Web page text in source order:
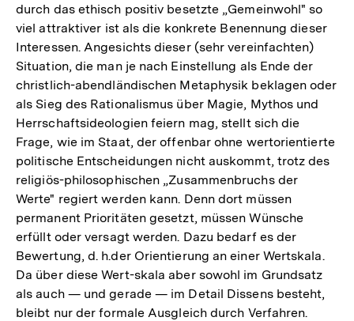
durch das ethisch positiv besetzte „Gemeinwohl" so
viel attraktiver ist als die konkrete Benennung dieser
Interessen. Angesichts dieser (sehr vereinfachten)
Situation, die man je nach Einstellung als Ende der
christlich-abendländischen Metaphysik beklagen oder
als Sieg des Rationalismus über Magie, Mythos und
Herrschaftsideologien feiern mag, stellt sich die
Frage, wie im Staat, der offenbar ohne wertorientierte
politische Entscheidungen nicht auskommt, trotz des
religiös-philosophischen „Zusammenbruchs der
Werte" regiert werden kann. Denn dort müssen
permanent Prioritäten gesetzt, müssen Wünsche
erfüllt oder versagt werden. Dazu bedarf es der
Bewertung, d. h.der Orientierung an einer Wertskala.
Da über diese Wert-skala aber sowohl im Grundsatz
als auch — und gerade — im Detail Dissens besteht,
bleibt nur der formale Ausgleich durch Verfahren.